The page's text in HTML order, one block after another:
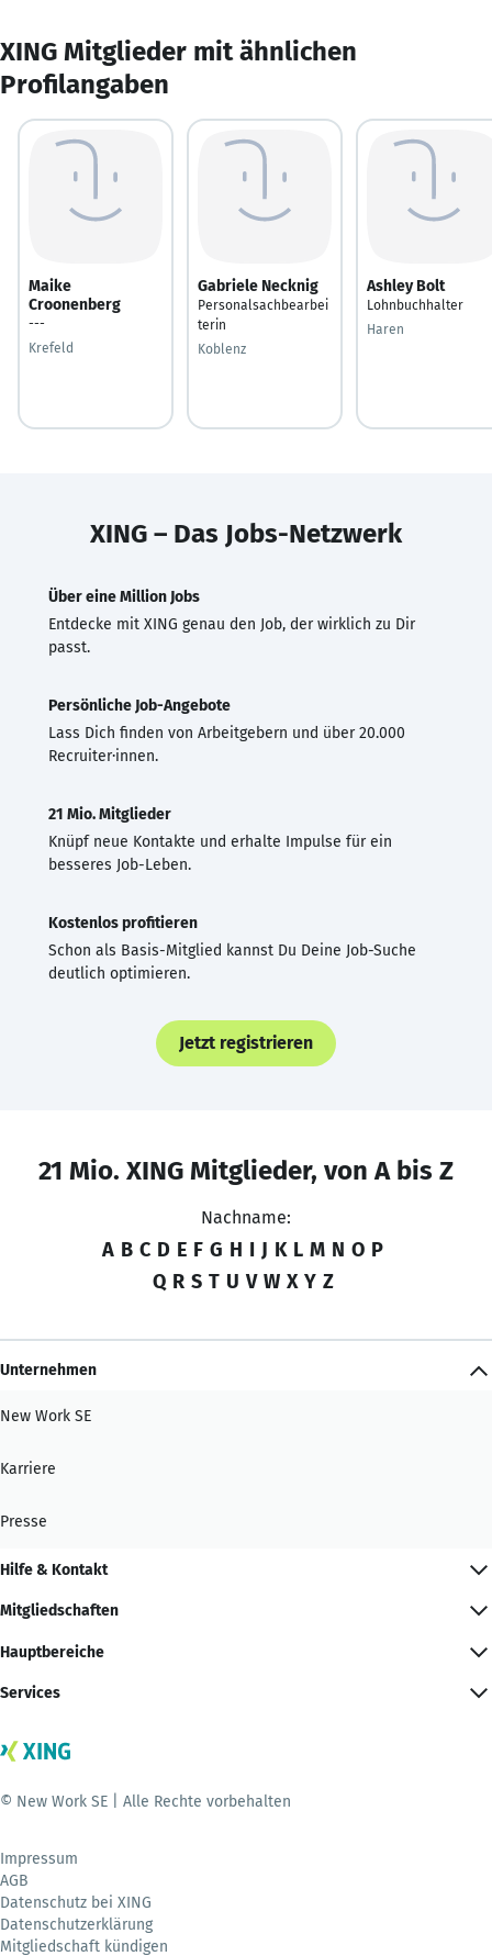
XING Mitglieder mit ähnlichen
Profilangaben
Maike
Croonenberg
---
Krefeld
Gabriele Necknig
Personalsachbearbei
terin
Koblenz
Ashley Bolt
Lohnbuchhalter
Haren
XING – Das Jobs-Netzwerk
Über eine Million Jobs
Entdecke mit XING genau den Job, der wirklich zu Dir
passt.
Persönliche Job-Angebote
Lass Dich finden von Arbeitgebern und über 20.000
Recruiter·innen.
21 Mio. Mitglieder
Knüpf neue Kontakte und erhalte Impulse für ein
besseres Job-Leben.
Kostenlos profitieren
Schon als Basis-Mitglied kannst Du Deine Job-Suche
deutlich optimieren.
Jetzt registrieren
21 Mio. XING Mitglieder, von A bis Z
Nachname:
A B C D E F G H I J K L M N O P
Q R S T U V W X Y Z
Unternehmen
New Work SE
Karriere
Presse
Hilfe & Kontakt
Mitgliedschaften
Hauptbereiche
Services
© New Work SE | Alle Rechte vorbehalten
Impressum
AGB
Datenschutz bei XING
Datenschutzerklärung
Mitgliedschaft kündigen